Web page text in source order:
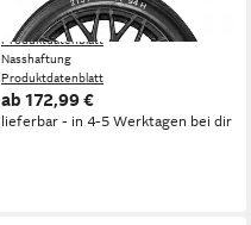
Kraftstoffeffizienz
Produktdatenblatt
Nasshaftung
Produktdatenblatt
ab 172,99 €
lieferbar - in 4-5 Werktagen bei dir